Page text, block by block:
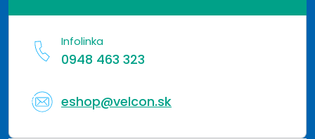
Infolinka
0948 463 323
eshop@velcon.sk